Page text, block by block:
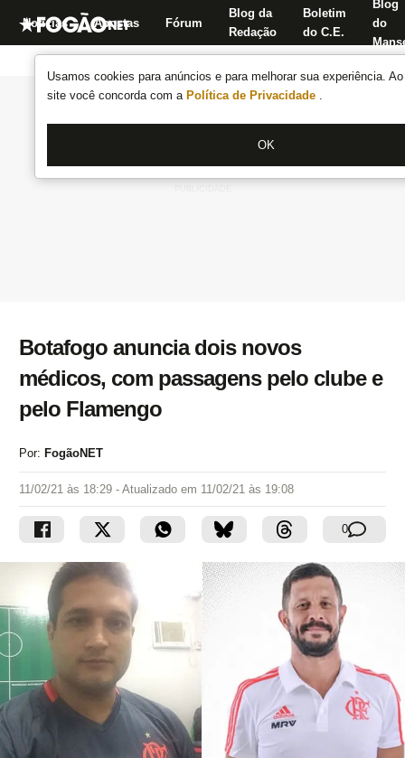
Usamos cookies para anúncios e para melhorar sua experiência.
site você concorda com a Política de Privacidade .
OK
Notícias Apostas Fórum
Blog da
Redação
Boletim
do C.E.
Blog
do
Botafogo anuncia dois novos
médicos, com passagens pelo clube e
pelo Flamengo
Por: FogãoNET
11/02/21 às 18:29 - Atualizado em 11/02/21 às 19:08
0